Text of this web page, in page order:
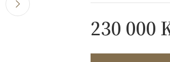
230 000